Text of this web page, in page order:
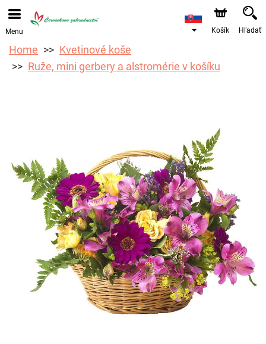
Objednávky prijímame prostredníctvom nášho e-shopu.
Najskorší možný termín doručenia je od 12.8.2026 z
Menu Košík Hľadať
Home
Kvetinové koše
Ruže, mini gerbery a alstromérie v košíku